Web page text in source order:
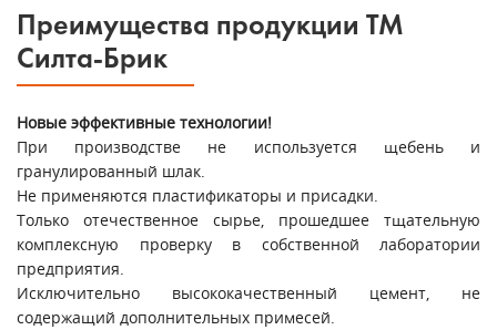
Преимущества продукции ТМ
Силта-Брик
Новые эффективные технологии!
При производстве не используется щебень и
гранулированный шлак.
Не применяются пластификаторы и присадки.
Только отечественное сырье, прошедшее тщательную
комплексную проверку в собственной лаборатории
предприятия.
Исключительно высококачественный цемент, не
содержащий дополнительных примесей.